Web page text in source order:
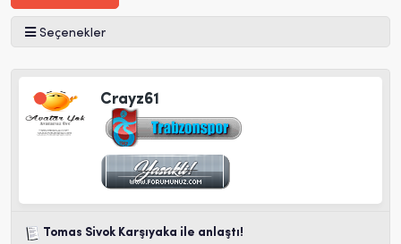
Seçenekler
Crayz61
Tomas Sivok Karşıyaka ile anlaştı!